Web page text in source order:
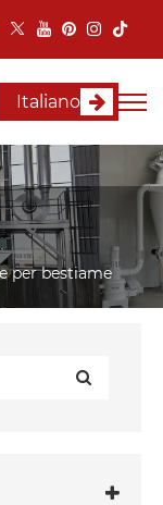
Italiano
per bestiame